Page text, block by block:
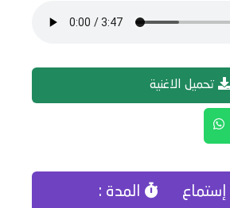
تحميل الاغنية
المدة :